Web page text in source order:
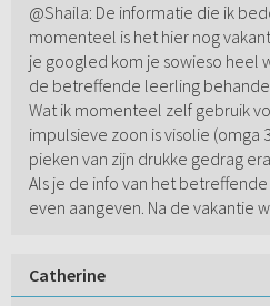
@Shaila: De informatie die ik
momenteel is het hier nog
je googled kom je sowieso heel
de betreffende leerling
Wat ik momenteel zelf gebruik
impulsieve zoon is visolie (omga
pieken van zijn drukke gedrag
Als je de info van het
even aangeven. Na de vakantie
Catherine